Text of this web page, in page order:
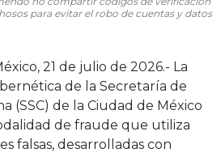
para evitar el robo de cuentas y datos
21 de julio de 2026.- La
de la Secretaría de
(SSC) de la Ciudad de México
de fraude que utiliza
falsas, desarrolladas con